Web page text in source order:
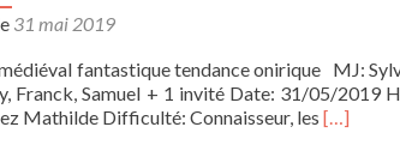
31 mai 2019
fantastique tendance onirique MJ:
Franck, Samuel + 1 invité Date: 31/05/2019
Mathilde Difficulté: Connaisseur, les En
[…]